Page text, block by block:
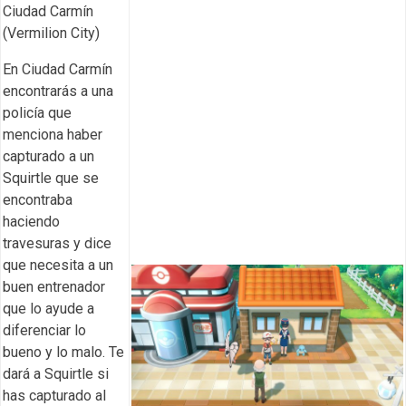
Ciudad Carmín
(Vermilion City)
En Ciudad Carmín
encontrarás a una
policía que
menciona haber
capturado a un
Squirtle que se
encontraba
haciendo
travesuras y dice
que necesita a un
buen entrenador
que lo ayude a
diferenciar lo
bueno y lo malo. Te
dará a Squirtle si
has capturado al